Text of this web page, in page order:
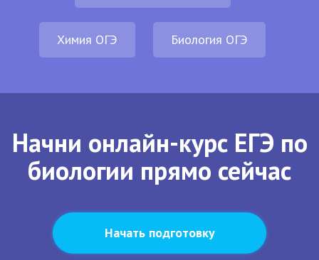
Химия ОГЭ Биология ОГЭ
Начни онлайн-курс ЕГЭ по
биологии прямо сейчас
Начать подготовку